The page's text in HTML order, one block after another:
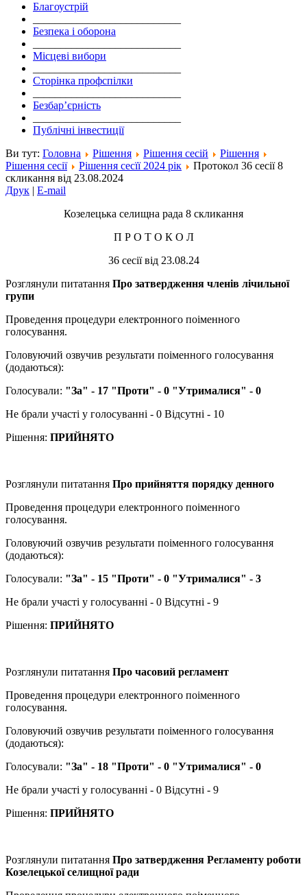
Благоустрій
Безпека і оборона
Місцеві вибори
Сторінка профспілки
Безбар’єрність
Публічні інвестиції
Ви тут: Головна Рішення Рішення сесій
Рішення
Рішення сесії
Рішення сесїї 2024 рік
Протокол 36 сесії 8
скликання від 23.08.2024
Друк | E-mail
Козелецька селищна рада 8 скликання
П Р О Т О К О Л
36 сесії від 23.08.24
Розглянули питатання Про затвердження членів лічильної
групи
Проведення процедури електронного поіменного
голосування.
Головуючий озвучив результати поіменного голосування
(додаються):
Голосували: "За" - 17 "Проти" - 0 "Утрималися" - 0
Не брали участі у голосуванні - 0 Відсутні - 10
Рішення: ПРИЙНЯТО
Розглянули питатання Про прийняття порядку денного
Проведення процедури електронного поіменного
голосування.
Головуючий озвучив результати поіменного голосування
(додаються):
Голосували: "За" - 15 "Проти" - 0 "Утрималися" - 3
Не брали участі у голосуванні - 0 Відсутні - 9
Рішення: ПРИЙНЯТО
Розглянули питатання Про часовий регламент
Проведення процедури електронного поіменного
голосування.
Головуючий озвучив результати поіменного голосування
(додаються):
Голосували: "За" - 18 "Проти" - 0 "Утрималися" - 0
Не брали участі у голосуванні - 0 Відсутні - 9
Рішення: ПРИЙНЯТО
Розглянули питатання Про затвердження Регламенту роботи
Козелецької селищної ради